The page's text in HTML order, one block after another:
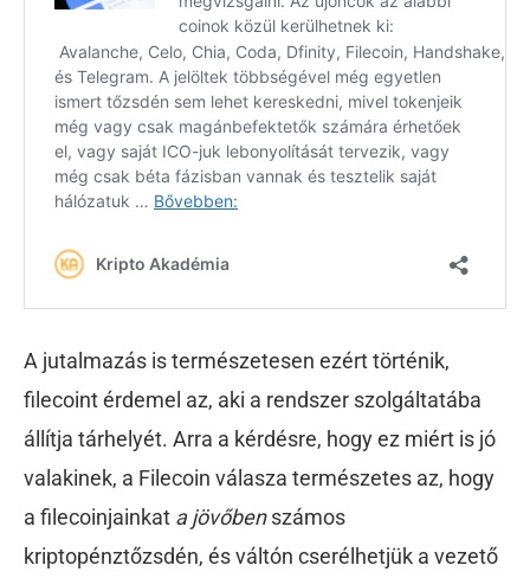
A jutalmazás is természetesen ezért történik,
filecoint érdemel az, aki a rendszer szolgáltatába
állítja tárhelyét. Arra a kérdésre, hogy ez miért is jó
valakinek, a Filecoin válasza természetes az, hogy
a filecoinjainkat a jövőbenszámos
kriptopénztőzsdén, és váltón cserélhetjük a vezető